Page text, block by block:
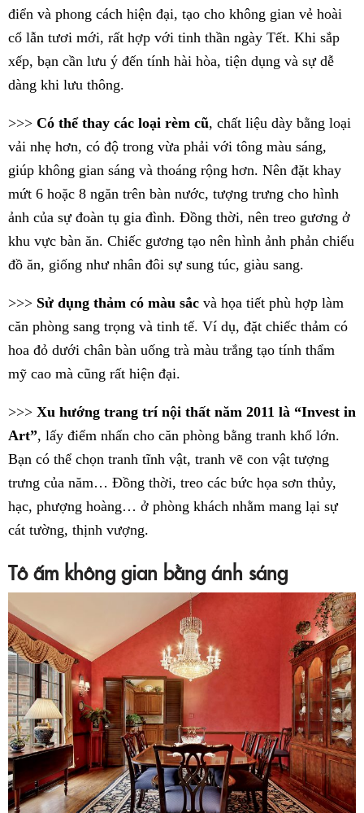
điển và phong cách hiện đại, tạo cho không gian vẻ hoài
cổ lẫn tươi mới, rất hợp với tinh thần ngày Tết. Khi sắp
xếp, bạn cần lưu ý đến tính hài hòa, tiện dụng và sự dễ
dàng khi lưu thông.
>>> Có thể thay các loại rèm cũ, chất liệu dày bằng loại
vải nhẹ hơn, có độ trong vừa phải với tông màu sáng,
giúp không gian sáng và thoáng rộng hơn. Nên đặt khay
mứt 6 hoặc 8 ngăn trên bàn nước, tượng trưng cho hình
ảnh của sự đoàn tụ gia đình. Đồng thời, nên treo gương ở
khu vực bàn ăn. Chiếc gương tạo nên hình ảnh phản chiếu
đồ ăn, giống như nhân đôi sự sung túc, giàu sang.
>>> Sử dụng thảm có màu sắc và họa tiết phù hợp làm
căn phòng sang trọng và tinh tế. Ví dụ, đặt chiếc thảm có
hoa đỏ dưới chân bàn uống trà màu trắng tạo tính thẩm
mỹ cao mà cũng rất hiện đại.
>>> Xu hướng trang trí nội thất năm 2011 là “Invest in
Art”, lấy điểm nhấn cho căn phòng bằng tranh khổ lớn.
Bạn có thể chọn tranh tĩnh vật, tranh vẽ con vật tượng
trưng của năm… Đồng thời, treo các bức họa sơn thủy,
hạc, phượng hoàng… ở phòng khách nhằm mang lại sự
cát tường, thịnh vượng.
Tô ấm không gian bằng ánh sáng